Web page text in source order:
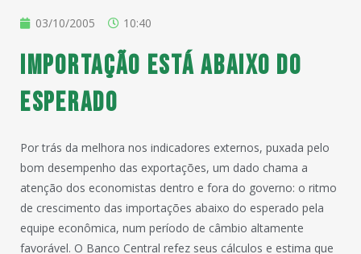
03/10/2005 10:40
Importação está abaixo do
esperado
Por trás da melhora nos indicadores externos, puxada pelo
bom desempenho das exportações, um dado chama a
atenção dos economistas dentro e fora do governo: o ritmo
de crescimento das importações abaixo do esperado pela
equipe econômica, num período de câmbio altamente
favorável. O Banco Central refez seus cálculos e estima que